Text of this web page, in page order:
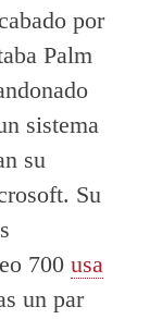
por
Palm
sistema
su
Su
700 usa
un par